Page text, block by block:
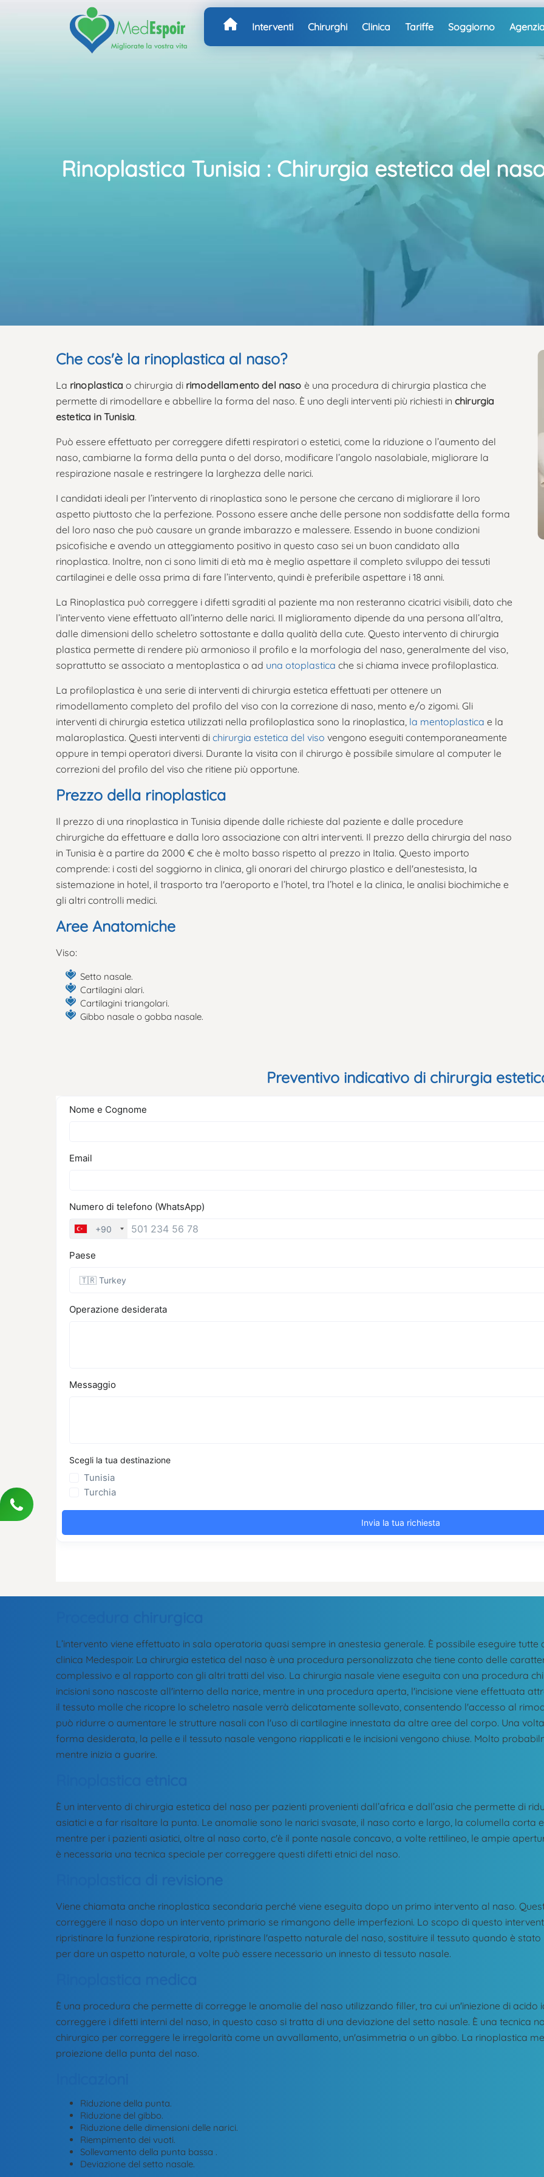
Interventi Chirurghi Clinica Tariffe Soggiorno
Rinoplastica Tunisia : Chirurgia estetica del
Che cos'è la rinoplastica al naso?
La rinoplastica o chirurgia di rimodellamento del naso è una procedura di chirurgia plastica che
permette di rimodellare e abbellire la forma del naso. È uno degli interventi più richiesti in chirurgia
estetica in Tunisia.
Può essere effettuato per correggere difetti respiratori o estetici, come la riduzione o l’aumento del
naso, cambiarne la forma della punta o del dorso, modificare l’angolo nasolabiale, migliorare la
respirazione nasale e restringere la larghezza delle narici.
I candidati ideali per l’intervento di rinoplastica sono le persone che cercano di migliorare il loro
aspetto piuttosto che la perfezione. Possono essere anche delle persone non soddisfatte della forma
del loro naso che può causare un grande imbarazzo e malessere. Essendo in buone condizioni
psicofisiche e avendo un atteggiamento positivo in questo caso sei un buon candidato alla
rinoplastica. Inoltre, non ci sono limiti di età ma è meglio aspettare il completo sviluppo dei tessuti
cartilaginei e delle ossa prima di fare l’intervento, quindi è preferibile aspettare i 18 anni.
La Rinoplastica può correggere i difetti sgraditi al paziente ma non resteranno cicatrici visibili, dato che
l’intervento viene effettuato all’interno delle narici. Il miglioramento dipende da una persona all’altra,
dalle dimensioni dello scheletro sottostante e dalla qualità della cute. Questo intervento di chirurgia
plastica permette di rendere più armonioso il profilo e la morfologia del naso, generalmente del viso,
soprattutto se associato a mentoplastica o ad una otoplastica che si chiama invece profiloplastica.
La profiloplastica è una serie di interventi di chirurgia estetica effettuati per ottenere un
rimodellamento completo del profilo del viso con la correzione di naso, mento e/o zigomi. Gli
interventi di chirurgia estetica utilizzati nella profiloplastica sono la rinoplastica, la mentoplastica e la
malaroplastica. Questi interventi di chirurgia estetica del viso vengono eseguiti contemporaneamente
oppure in tempi operatori diversi. Durante la visita con il chirurgo è possibile simulare al computer le
correzioni del profilo del viso che ritiene più opportune.
Prezzo della rinoplastica
Il prezzo di una rinoplastica in Tunisia dipende dalle richieste dal paziente e dalle procedure
chirurgiche da effettuare e dalla loro associazione con altri interventi. Il prezzo della chirurgia del naso
in Tunisia è a partire da 2000 € che è molto basso rispetto al prezzo in Italia. Questo importo
comprende: i costi del soggiorno in clinica, gli onorari del chirurgo plastico e dell'anestesista, la
sistemazione in hotel, il trasporto tra l'aeroporto e l’hotel, tra l’hotel e la clinica, le analisi biochimiche e
gli altri controlli medici.
Aree Anatomiche
Viso:
Setto nasale.
Cartilagini alari.
Cartilagini triangolari.
Gibbo nasale o gobba nasale.
Preventivo indicativo di chirurgia
L’intervento viene effettuato in sala operatoria quasi sempre in anestesia generale. È possibile eseguire
clinica Medespoir. La chirurgia estetica del naso è una procedura personalizzata che tiene conto delle
complessivo e al rapporto con gli altri tratti del viso. La chirurgia nasale viene eseguita con una procedura
incisioni sono nascoste all'interno della narice, mentre in una procedura aperta, l'incisione viene effettuata
il tessuto molle che ricopre lo scheletro nasale verrà delicatamente sollevato, consentendo l'accesso al
può ridurre o aumentare le strutture nasali con l'uso di cartilagine innestata da altre aree del corpo. Una
forma desiderata, la pelle e il tessuto nasale vengono riapplicati e le incisioni vengono chiuse. Molto
mentre inizia a guarire.
È un intervento di chirurgia estetica del naso per pazienti provenienti dall’africa e dall’asia che permette di
asiatici e a far risaltare la punta. Le anomalie sono le narici svasate, il naso corto e largo, la columella corta
mentre per i pazienti asiatici, oltre al naso corto, c'è il ponte nasale concavo, a volte rettilineo, le ampie
è necessaria una tecnica speciale per correggere questi difetti etnici del naso.
Rinoplastica di revisione
Viene chiamata anche rinoplastica secondaria perché viene eseguita dopo un primo intervento al naso.
correggere il naso dopo un intervento primario se rimangono delle imperfezioni. Lo scopo di questo
ripristinare la funzione respiratoria, ripristinare l'aspetto naturale del naso, sostituire il tessuto quando è
per dare un aspetto naturale, a volte può essere necessario un innesto di tessuto nasale.
È una procedura che permette di corregge le anomalie del naso utilizzando filler, tra cui un'iniezione di acido
correggere i difetti interni del naso, in questo caso si tratta di una deviazione del setto nasale. È una tecnica
chirurgico per correggere le irregolarità come un avvallamento, un'asimmetria o un gibbo. La rinoplastica
proiezione della punta del naso.
Riduzione della punta.
Riduzione del gibbo.
Riduzione delle dimensioni delle narici.
Riempimento dei vuoti.
Sollevamento della punta bassa .
Deviazione del setto nasale.